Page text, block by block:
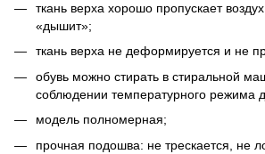
ткань верха хорошо пропускает
«дышит»;
ткань верха не деформируется и не
обувь можно стирать в стиральной
соблюдении температурного режима
модель полномерная;
прочная подошва: не трескается, не